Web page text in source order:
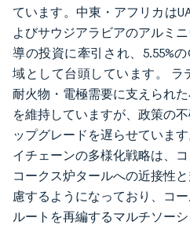
ています。中東・アフリカは
よびサウジアラビアのアルミ
導の投資に牽引され、5.55%
域として台頭しています。
耐火物・電極需要に支えられ
を維持していますが、政策の
ップグレードを遅らせていま
イチェーンの多様化戦略は、
コークス炉タールへの近接性
慮するようになっており、コ
ルートを再編するマルチソー